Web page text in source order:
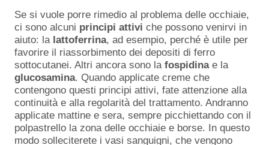
Se si vuole porre rimedio al problema delle occhiaie,
ci sono alcuni principi attivi che possono venirvi in
aiuto: la lattoferrina, ad esempio, perché è utile per
favorire il riassorbimento dei depositi di ferro
sottocutanei. Altri ancora sono la fospidinae la
glucosamina. Quando applicate creme che
contengono questi principi attivi, fate attenzione alla
continuità e alla regolarità del trattamento. Andranno
applicate mattine e sera, sempre picchiettando con il
polpastrello la zona delle occhiaie e borse. In questo
modo solleciterete i vasi sanguigni, che vengono